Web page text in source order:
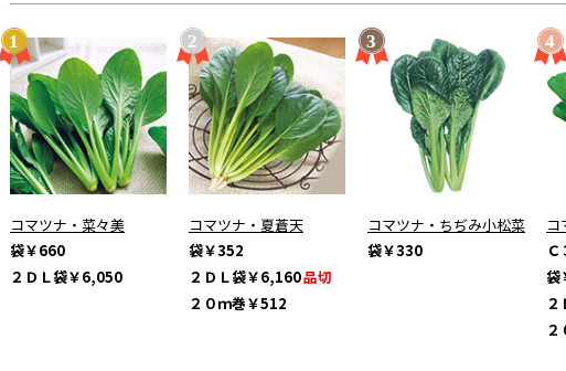
コマツナ・菜々美
袋￥660
２ＤＬ袋￥6,050
コマツナ・夏蒼天
袋￥352
２ＤＬ袋￥6,160品切
２０ｍ巻￥512
コマツナ・ちぢみ小松菜
袋￥330
コ
袋